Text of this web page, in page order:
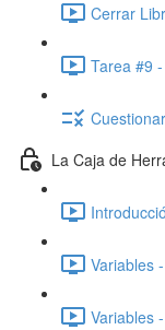
Cerrar
Tarea #9
La Caja de
Variables
Variables